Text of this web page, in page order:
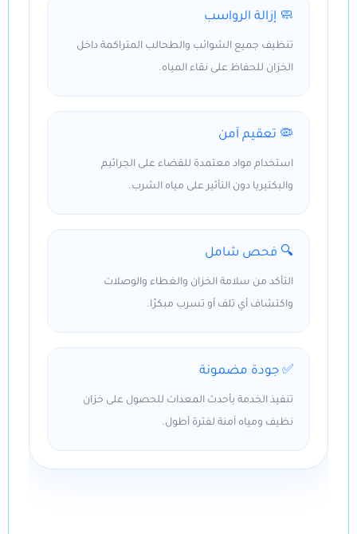
🧼 إزالة الرواسب
تنظيف جميع الشوائب والطحالب المتراكمة داخل
الخزان للحفاظ على نقاء المياه.
🦠 تعقيم آمن
استخدام مواد معتمدة للقضاء على الجراثيم
والبكتيريا دون التأثير على مياه الشرب.
🔍 فحص شامل
التأكد من سلامة الخزان والغطاء والوصلات
واكتشاف أي تلف أو تسرب مبكرًا.
✅ جودة مضمونة
تنفيذ الخدمة بأحدث المعدات للحصول على خزان
نظيف ومياه آمنة لفترة أطول.